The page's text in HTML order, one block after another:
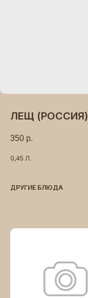
ЛЕЩ (РОССИЯ)
350 р.
0,45 Л.
ДРУГИЕ БЛЮДА